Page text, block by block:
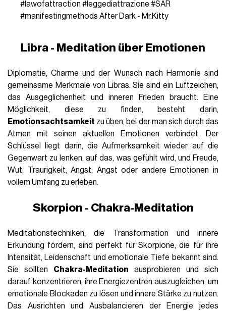
#lawofattraction #leggediattrazione #SAR
#manifestingmethods After Dark - Mr.Kitty
Libra - Meditation über Emotionen
Diplomatie, Charme und der Wunsch nach Harmonie sind
gemeinsame Merkmale von Libras. Sie sind ein Luftzeichen,
das Ausgeglichenheit und inneren Frieden braucht. Eine
Möglichkeit, diese zu finden, besteht darin,
Emotionsachtsamkeit zu üben, bei der man sich durch das
Atmen mit seinen aktuellen Emotionen verbindet. Der
Schlüssel liegt darin, die Aufmerksamkeit wieder auf die
Gegenwart zu lenken, auf das, was gefühlt wird, und Freude,
Wut, Traurigkeit, Angst, Angst oder andere Emotionen in
vollem Umfang zu erleben.
Skorpion - Chakra-Meditation
Meditationstechniken, die Transformation und innere
Erkundung fördern, sind perfekt für Skorpione, die für ihre
Intensität, Leidenschaft und emotionale Tiefe bekannt sind.
Sie sollten Chakra-Meditation ausprobieren und sich
darauf konzentrieren, ihre Energiezentren auszugleichen, um
emotionale Blockaden zu lösen und innere Stärke zu nutzen.
Das Ausrichten und Ausbalancieren der Energie jedes